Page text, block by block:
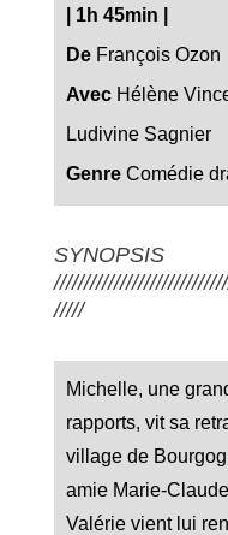
1h 45min
DeFrançois Ozon
AvecHélène
Ludivine Sagnier
GenreComédie
SYNOPSIS
/////
Michelle, une
rapports, vit sa
village de
amie Marie-
Valérie vient lui